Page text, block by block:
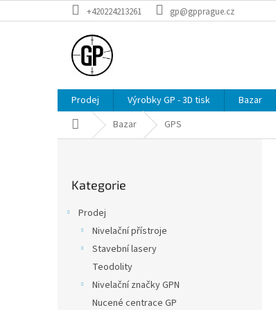
na
+420224213261 gp@gpprague.cz
Prodej Výrobky GP - 3D tisk Bazar
Domů Bazar GPS
kategorie
Kategorie
Prodej
Nivelační přístroje
Stavební lasery
Teodolity
Nivelační značky GPN
Nucené centrace GP